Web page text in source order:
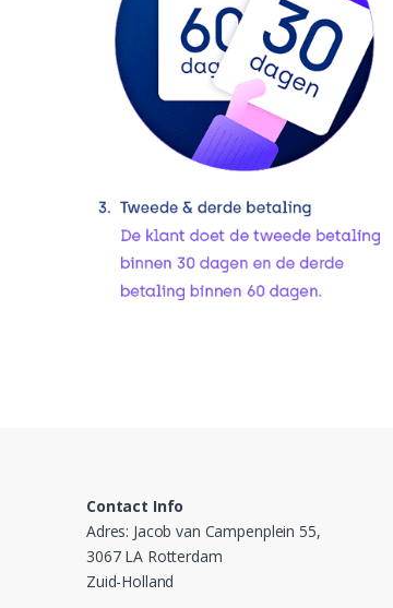
Contact Info
Adres: Jacob van Campenplein 55,
3067 LA Rotterdam
Zuid-Holland